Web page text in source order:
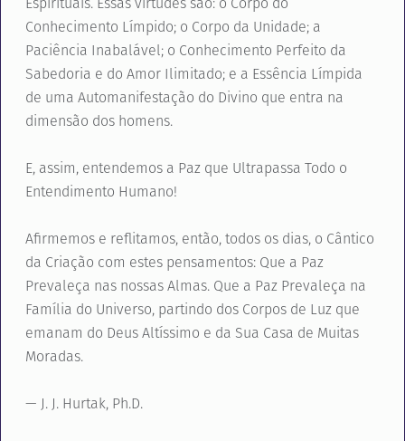
Conhecimento Límpido; o Corpo da Unidade; a
Paciência Inabalável; o Conhecimento Perfeito da
Sabedoria e do Amor Ilimitado; e a Essência Límpida
de uma Automanifestação do Divino que entra na
dimensão dos homens.
E, assim, entendemos a Paz que Ultrapassa Todo o
Entendimento Humano!
Afirmemos e reflitamos, então, todos os dias, o Cântico
da Criação com estes pensamentos: Que a Paz
Prevaleça nas nossas Almas. Que a Paz Prevaleça na
Família do Universo, partindo dos Corpos de Luz que
emanam do Deus Altíssimo e da Sua Casa de Muitas
Moradas.
— J. J. Hurtak, Ph.D.